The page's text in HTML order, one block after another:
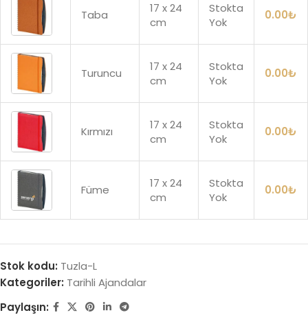
Taba
17 x 24
cm
Stokta
Yok
0.00₺
Turuncu
17 x 24
cm
Stokta
Yok
0.00₺
Kırmızı
17 x 24
cm
Stokta
Yok
0.00₺
Füme
17 x 24
cm
Stokta
Yok
0.00₺
Stok kodu: Tuzla-L
Kategoriler: Tarihli Ajandalar
Paylaşın: